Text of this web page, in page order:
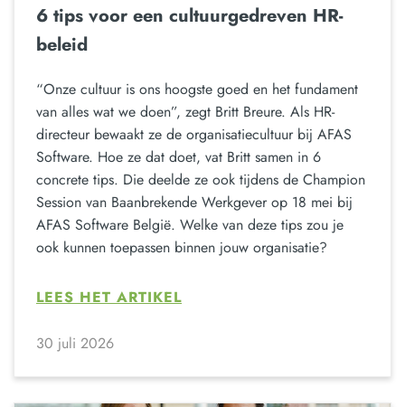
6 tips voor een cultuurgedreven HR-
beleid
“Onze cultuur is ons hoogste goed en het fundament
van alles wat we doen”, zegt Britt Breure. Als HR-
directeur bewaakt ze de organisatiecultuur bij AFAS
Software. Hoe ze dat doet, vat Britt samen in 6
concrete tips. Die deelde ze ook tijdens de Champion
Session van Baanbrekende Werkgever op 18 mei bij
AFAS Software België. Welke van deze tips zou je
ook kunnen toepassen binnen jouw organisatie?
LEES HET ARTIKEL
30 juli 2026